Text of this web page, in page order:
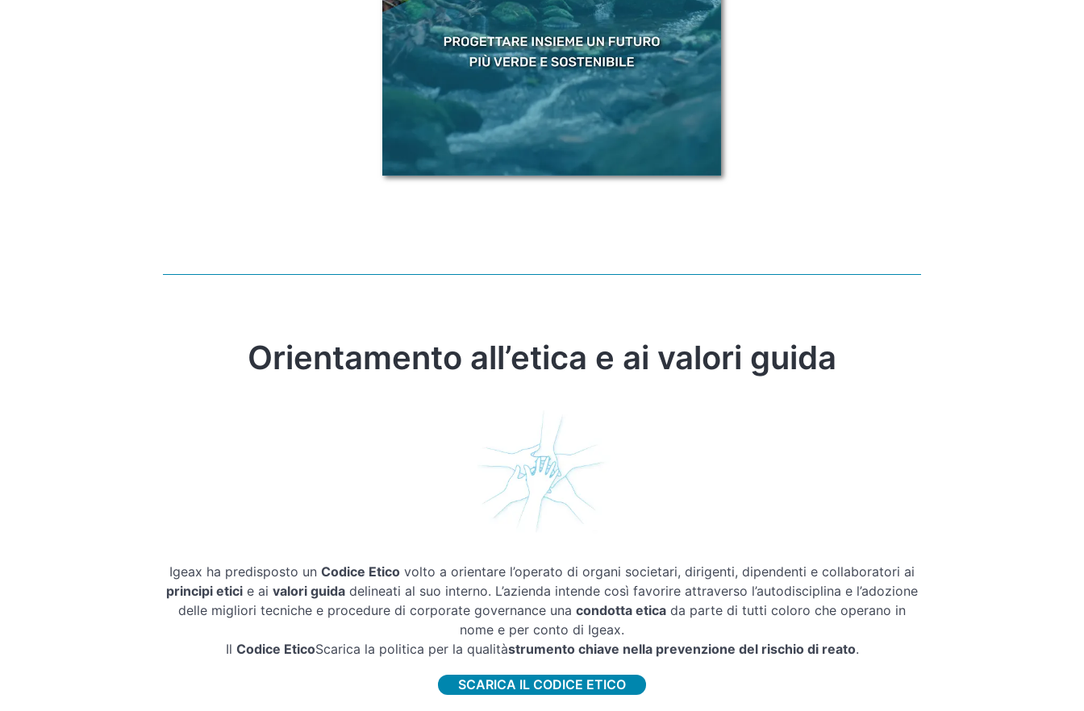
Orientamento all’etica e ai valori guida
Igeax ha predisposto un Codice Etico volto a orientare l’operato di organi societari, dirigenti, dipendenti e collaboratori ai
principi etici e ai valori guida delineati al suo interno. L’azienda intende così favorire attraverso l’autodisciplina e l’adozione
delle migliori tecniche e procedure di corporate governance una condotta etica da parte di tutti coloro che operano in
nome e per conto di Igeax.
Il Codice EticoScarica la politica per la qualitàstrumento chiave nella prevenzione del rischio di reato.
SCARICA IL CODICE ETICO